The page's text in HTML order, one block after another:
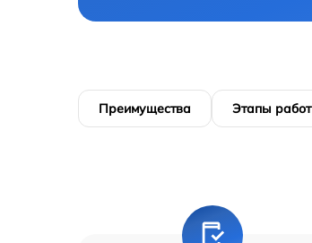
Преимущества Этапы работ